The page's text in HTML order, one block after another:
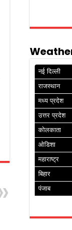
नई दिल्ली
राजस्थान
मध्य प्रदेश
उत्तर प्रदेश
कोलकाता
ओडिशा
महाराष्ट्र
बिहार
पंजाब